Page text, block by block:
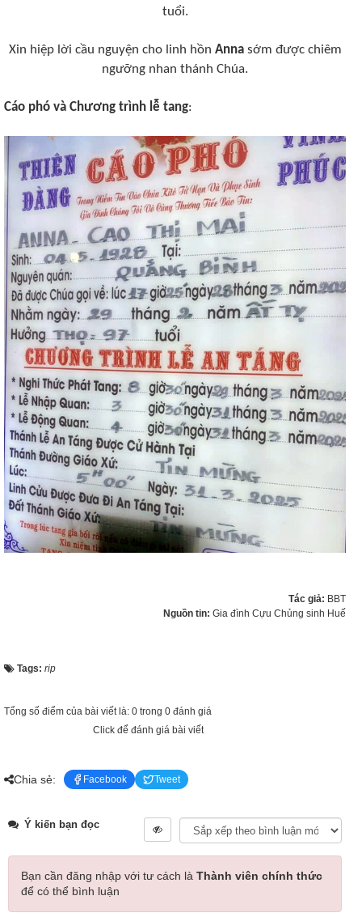
tuổi.
Xin hiệp lời cầu nguyện cho linh hồn Annasớm được chiêm
ngưỡng nhan thánh Chúa.
Cáo phó và Chương trình lễ tang:
Tác giả: BBT
Nguồn tin: Gia đình Cựu Chủng sinh Huế
Tags: rip
Tổng số điểm của bài viết là: 0 trong 0 đánh giá
Click để đánh giá bài viết
Chia sẻ: Facebook Tweet
Ý kiến bạn đọc
Bạn cần đăng nhập với tư cách là Thành viên chính thức
để có thể bình luận